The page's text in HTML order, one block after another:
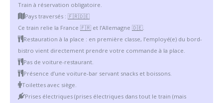
Train à réservation obligatoire.
Pays traversés :🇫🇷🇩🇪
Ce train relie la France🇫🇷 et l’Allemagne🇩🇪
Restauration à la place : en première classe, l’employé(e) du bord-
bistro vient directement prendre votre commande à la place.
Pas de voiture-restaurant.
Présence d’une voiture-bar servant snacks et boissons.
Toilettes avec siège.
Prises électriques (prises électriques dans tout le train (mais